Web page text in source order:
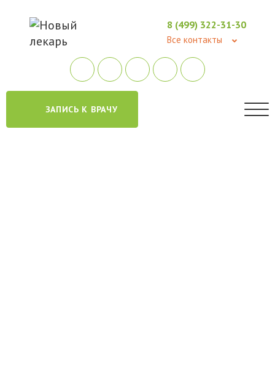
8 (499) 322-31-30
Все контакты
ЗАПИСЬ К ВРАЧУ